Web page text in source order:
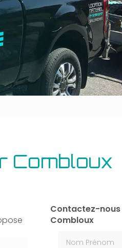
Outillage
Energie
Combloux
Contactez-nous
Combloux